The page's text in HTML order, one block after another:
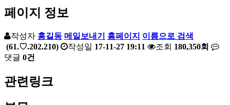
페이지 정보
작성자 홍길동 메일보내기 홈페이지 이름으로 검색
(61.♡.202.210)
작성일 17-11-27 19:11 조회 180,350회
댓글 0건
관련링크